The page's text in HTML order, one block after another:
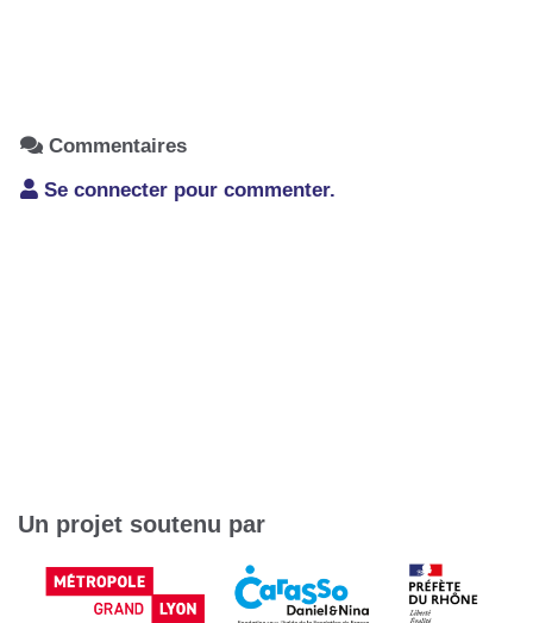
Commentaires
Se connecter pour commenter.
Un projet soutenu par